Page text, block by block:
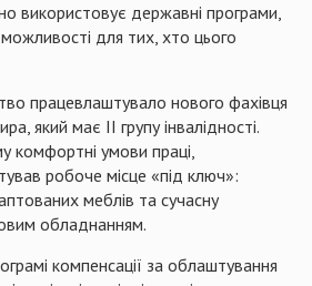
використовує державні програми,
для тих, хто цього
працевлаштувало нового фахівця
який має ІІ групу інвалідності.
комфортні умови праці,
робоче місце «під ключ»:
меблів та сучасну
обладнанням.
компенсації за облаштування